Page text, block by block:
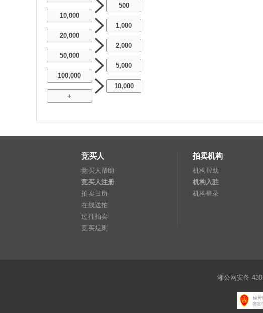
500
10,000
1,000
20,000
2,000
50,000
5,000
100,000
10,000
+
竞买人
竞买人帮助
竞买人注册
拍卖日历
在线送拍
过往拍卖
竞买规则
拍卖机构
机构帮助
机构入驻
机构登录
湘公网安备